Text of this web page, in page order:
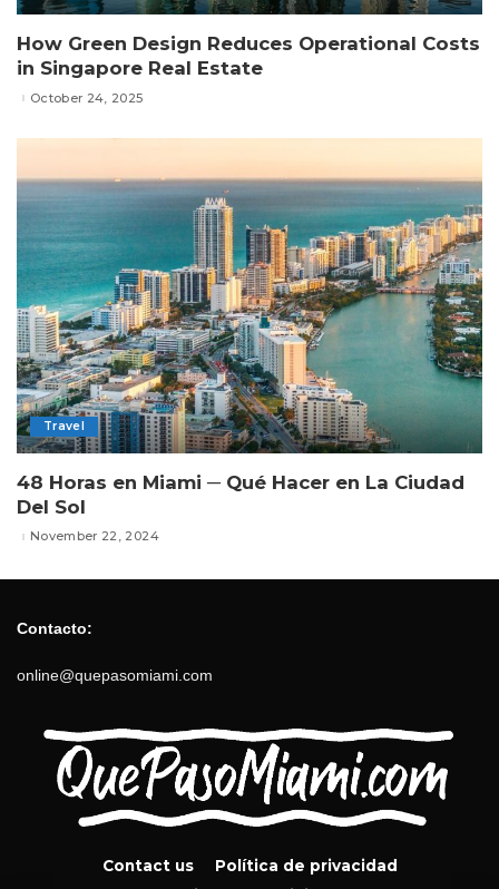
How Green Design Reduces Operational Costs
in Singapore Real Estate
October 24, 2025
Travel
48 Horas en Miami ─ Qué Hacer en La Ciudad
Del Sol
November 22, 2024
Contacto:
online@quepasomiami.com
Contact us
Política de privacidad